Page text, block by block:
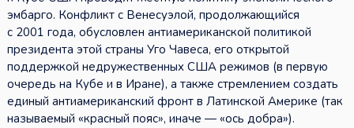
эмбарго. Конфликт с Венесуэлой, продолжающийся
с 2001 года, обусловлен антиамериканской политикой
президента этой страны Уго Чавеса, его открытой
поддержкой недружественных США режимов (в первую
очередь на Кубе и в Иране), а также стремлением создать
единый антиамериканский фронт в Латинской Америке (так
называемый «красный пояс», иначе — «ось добра»).